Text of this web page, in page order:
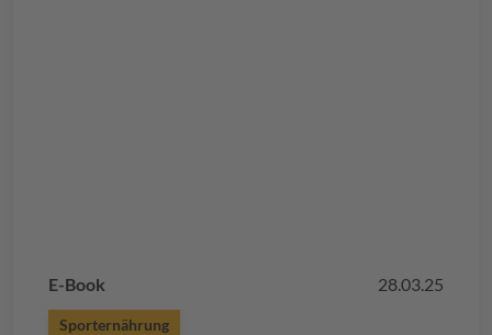
E-Book 28.03.25
Sporternährung